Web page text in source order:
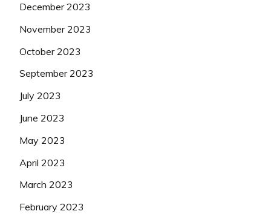
December 2023
November 2023
October 2023
September 2023
July 2023
June 2023
May 2023
April 2023
March 2023
February 2023